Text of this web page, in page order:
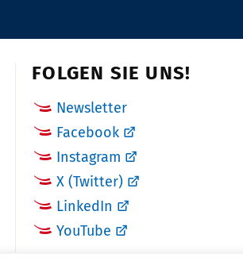
FOLGEN SIE UNS!
Newsletter
Facebook
Instagram
X (Twitter)
LinkedIn
YouTube